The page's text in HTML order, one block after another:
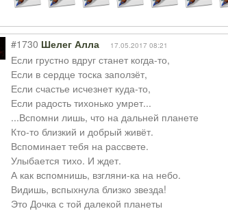
#1730 Шелег Алла 17.05.2017 08:21
Если грустно вдруг станет когда-то,
Если в сердце тоска заползёт,
Если счастье исчезнет куда-то,
Если радость тихонько умрет...
...Вспомни лишь, что на дальней планете
Кто-то близкий и добрый живёт.
Вспоминает тебя на рассвете.
Улыбается тихо. И ждет.
А как вспомнишь, взгляни-ка на небо.
Видишь, вспыхнула близко звезда!
Это Дочка с той далекой планеты